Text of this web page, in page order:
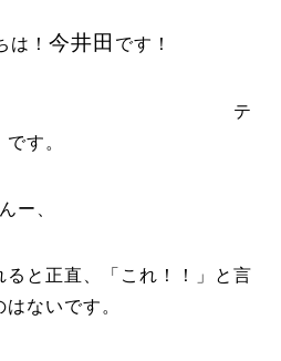
は！ 今井田 です！
す。
んー、
と正直、「これ！！」と言
はないです。